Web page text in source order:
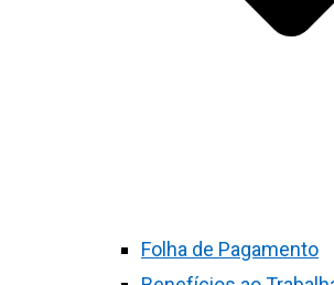
Folha de Pagamento